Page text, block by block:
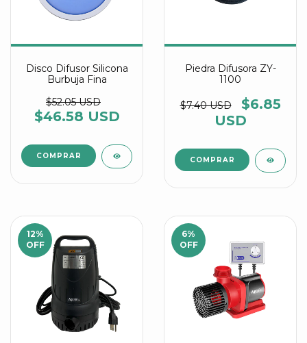
Disco Difusor Silicona
Burbuja Fina
$52.05 USD
$46.58 USD
COMPRAR
Piedra Difusora ZY-
1100
$7.40 USD
$6.85
USD
12%
OFF
6%
OFF